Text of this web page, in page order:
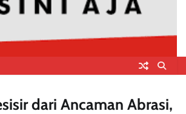
dari Ancaman Abrasi,